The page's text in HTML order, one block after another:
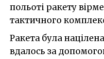
польоті ракету
тактичного
Ракета була
вдалось за